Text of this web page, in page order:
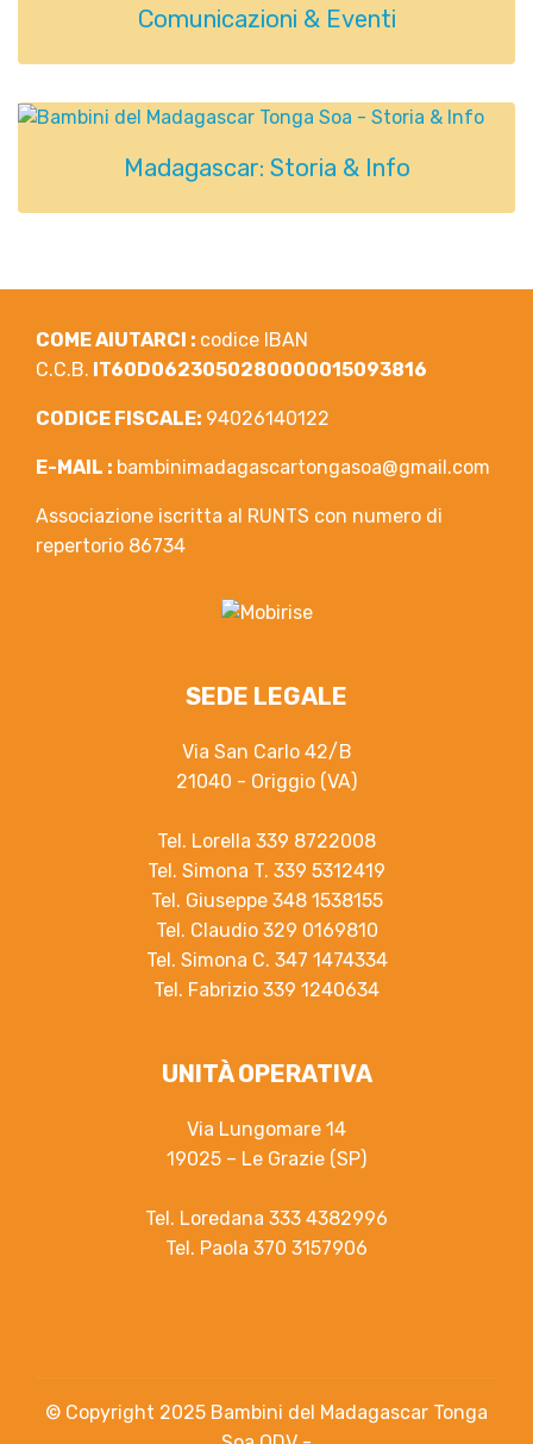
Comunicazioni & Eventi
Madagascar: Storia & Info
COME AIUTARCI : codice IBAN
C.C.B. IT60D0623050280000015093816
CODICE FISCALE: 94026140122
E-MAIL : bambinimadagascartongasoa@gmail.com
Associazione iscritta al RUNTS con numero di
repertorio 86734
SEDE LEGALE
Via San Carlo 42/B
21040 - Origgio (VA)
Tel. Lorella 339 8722008
Tel. Simona T. 339 5312419
Tel. Giuseppe 348 1538155
Tel. Claudio 329 0169810
Tel. Simona C. 347 1474334
Tel. Fabrizio 339 1240634
UNITÀ OPERATIVA
Via Lungomare 14
19025 – Le Grazie (SP)
Tel. Loredana 333 4382996
Tel. Paola 370 3157906
© Copyright 2025 Bambini del Madagascar Tonga